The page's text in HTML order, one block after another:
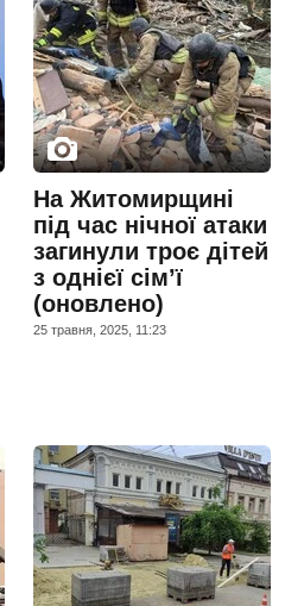
На Житомирщині
під час нічної атаки
загинули троє дітей
з однієї сім’ї
(оновлено)
25 травня, 2025, 11:23